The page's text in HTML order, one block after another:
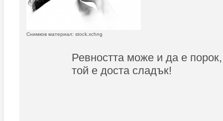
Снимков материал: stock.xchng
Ревността може и да е
той е доста сладък!